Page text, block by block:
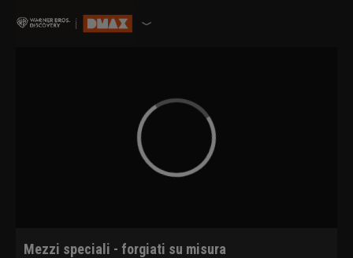
Mezzi speciali - forgiati su misura